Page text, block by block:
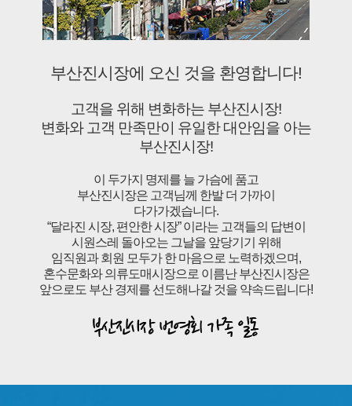
부산진시장에 오신 것을 환영합니다!
고객을 위해 변화하는 부산진시장!
변화와 고객 만족만이 유일한 대안임을 아는
부산진시장!
이 두가지 명제를 늘 가슴에 품고
부산진시장은 고객님께 한발 더 가까이
다가가겠습니다.
“달라진 시장, 편안한 시장” 이라는 고객들의 답변이
시원스레 돌아오는 그날을 앞당기기 위해
임직원과 회원 모두가 한 마음으로 노력하겠으며,
혼수문화와 의류도매시장으로 이름난 부산진시장은
앞으로도 부산 경제를 선도해나갈 것을 약속드립니다!